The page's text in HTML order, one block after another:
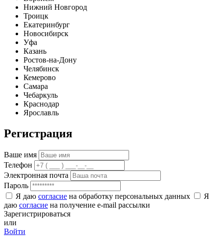
Нижний Новгород
Троицк
Екатеринбург
Новосибирск
Уфа
Казань
Ростов-на-Дону
Челябинск
Кемерово
Самара
Чебаркуль
Краснодар
Ярославль
Регистрация
Ваше имя
Телефон
Электронная почта
Пароль
Я даю согласие на обработку персональных данных
Я
даю согласие на получение e-mail рассылки
Зарегистрироваться
или
Войти